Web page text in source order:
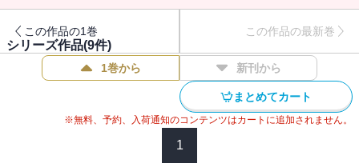
＊死生観が変わります！ メキシコの死者の日
＊多民族国家シンガポールでは、祭りが４倍楽しめるのを知ってい
＊世界でもっとも有名なオーディション番組＝アメリカズ・ゴッ
ト・タレントのライブ放送付き決勝戦を観戦するために弾丸でＬＡ
＊タイの水掛けまつりは、水鉄砲で水を掛け合う祭りではありませ
この作品の1巻 この作品の最新巻
シリーズ作品(9件)
1巻から 新刊から
まとめてカート
※無料、予約、入荷通知のコンテンツはカートに追加されません。
1